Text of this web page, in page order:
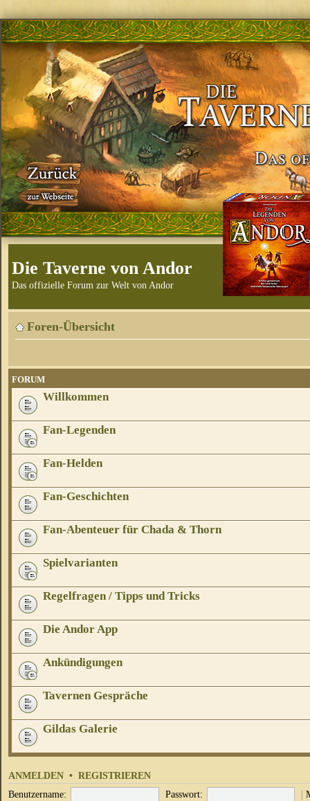
Die Taverne von Andor
Das offizielle Forum zur Welt von Andor
Foren-Übersicht
FORUM
Willkommen
Fan-Legenden
Fan-Helden
Fan-Geschichten
Fan-Abenteuer für Chada & Thorn
Spielvarianten
Regelfragen / Tipps und Tricks
Die Andor App
Ankündigungen
Tavernen Gespräche
Gildas Galerie
ANMELDEN • REGISTRIEREN
Benutzername: Passwort: |